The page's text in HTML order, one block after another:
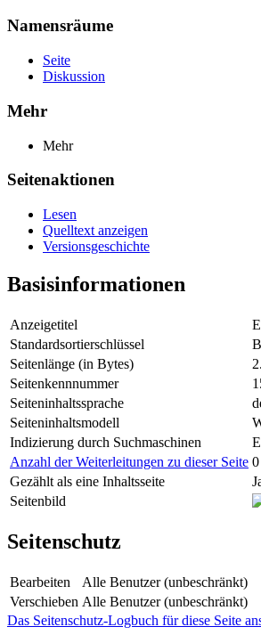
Namensräume
Seite
Diskussion
Mehr
Mehr
Seitenaktionen
Lesen
Quelltext anzeigen
Versionsgeschichte
Basisinformationen
Anzeigetitel
Standardsortierschlüssel
Seitenlänge (in Bytes)
Seitenkennnummer
Seiteninhaltssprache
Seiteninhaltsmodell
Indizierung durch Suchmaschinen
Anzahl der Weiterleitungen zu dieser Seite 0
Gezählt als eine Inhaltsseite
Seitenbild
Seitenschutz
Bearbeiten
Alle Benutzer (unbeschränkt)
Verschieben Alle Benutzer (unbeschränkt)
Das Seitenschutz-Logbuch für diese Seite